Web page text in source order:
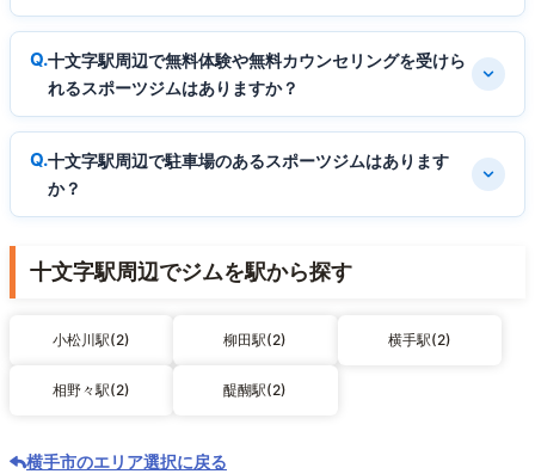
十文字駅周辺で無料体験や無料カウンセリングを受けら
れるスポーツジムはありますか？
十文字駅周辺で駐車場のあるスポーツジムはあります
か？
十文字駅周辺でジムを駅から探す
小松川駅(2) 柳田駅(2) 横手駅(2)
相野々駅(2) 醍醐駅(2)
横手市のエリア選択に戻る